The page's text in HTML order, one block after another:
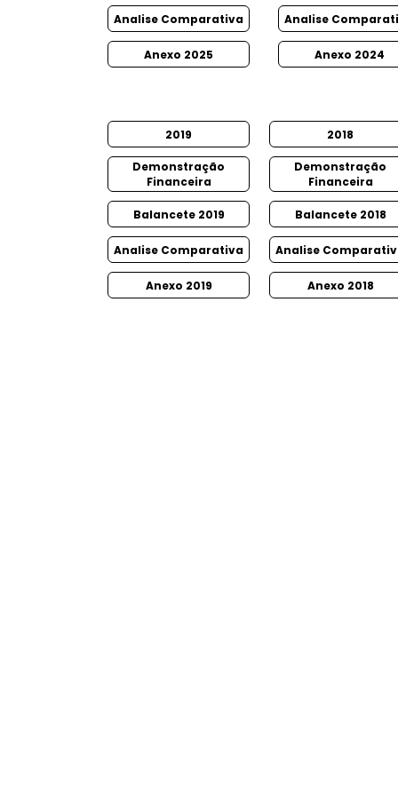
2018
2019
Analise Comparativa
Anexo 2025
Analise
Anexo 2024
Demonstração
Financeira
Balancete 2019
Analise Comparativa
Anexo 2019
Demonstração
Financeira
Balancete 2018
Analise
Anexo 2018